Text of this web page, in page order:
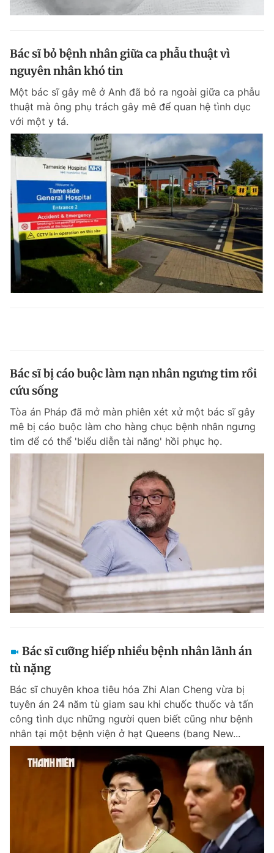
Bác sĩ bỏ bệnh nhân giữa ca phẫu thuật vì
nguyên nhân khó tin
Một bác sĩ gây mê ở Anh đã bỏ ra ngoài giữa ca phẫu
thuật mà ông phụ trách gây mê để quan hệ tình dục
với một y tá.
Bác sĩ bị cáo buộc làm nạn nhân ngưng tim rồi
cứu sống
Tòa án Pháp đã mở màn phiên xét xử một bác sĩ gây
mê bị cáo buộc làm cho hàng chục bệnh nhân ngưng
tim để có thể 'biểu diễn tài năng' hồi phục họ.
Bác sĩ cưỡng hiếp nhiều bệnh nhân lãnh án
tù nặng
Bác sĩ chuyên khoa tiêu hóa Zhi Alan Cheng vừa bị
tuyên án 24 năm tù giam sau khi chuốc thuốc và tấn
công tình dục những người quen biết cũng như bệnh
nhân tại một bệnh viện ở hạt Queens (bang New...